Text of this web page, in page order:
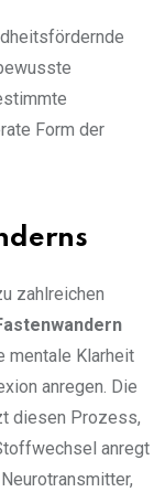
Form der
zahlreichen
mentale Klarheit
anregen. Die
diesen Prozess,
anregt